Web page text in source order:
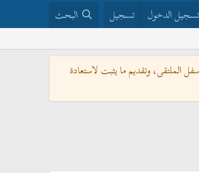
تسجيل الدخول تسجيل البحث
الملتقى، وتقديم ما يثبت لاستعادة